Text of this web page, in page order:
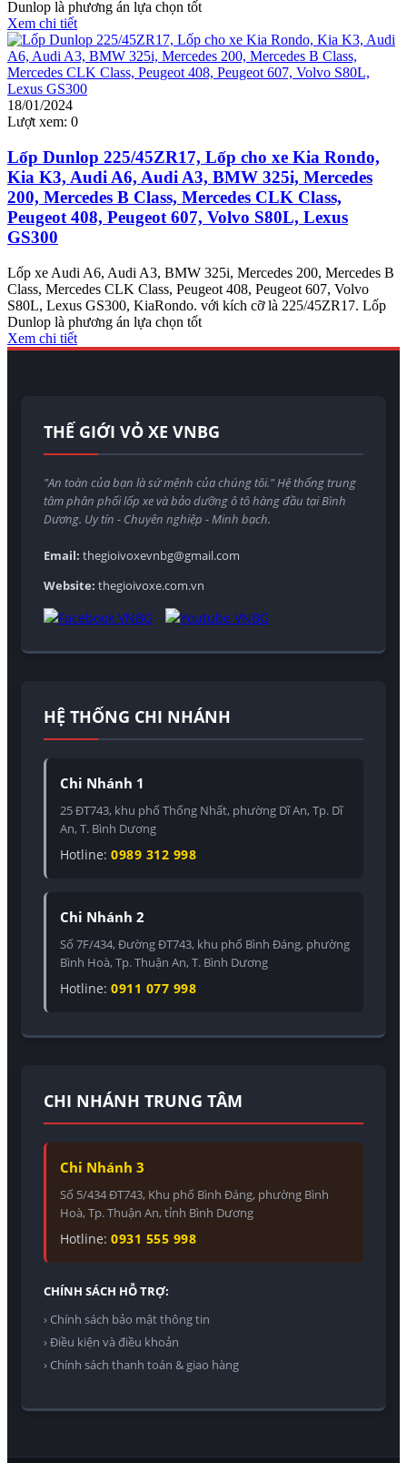
Dunlop là phương án lựa chọn tốt
Xem chi tiết
18/01/2024
Lượt xem: 0
Lốp Dunlop 225/45ZR17, Lốp cho xe Kia Rondo,
Kia K3, Audi A6, Audi A3, BMW 325i, Mercedes
200, Mercedes B Class, Mercedes CLK Class,
Peugeot 408, Peugeot 607, Volvo S80L, Lexus
GS300
Lốp xe Audi A6, Audi A3, BMW 325i, Mercedes 200, Mercedes B
Class, Mercedes CLK Class, Peugeot 408, Peugeot 607, Volvo
S80L, Lexus GS300, KiaRondo. với kích cỡ là 225/45ZR17. Lốp
Dunlop là phương án lựa chọn tốt
Xem chi tiết
THẾ GIỚI VỎ XE VNBG
"An toàn của bạn là sứ mệnh của chúng tôi." Hệ thống trung
tâm phân phối lốp xe và bảo dưỡng ô tô hàng đầu tại Bình
Dương. Uy tín - Chuyên nghiệp - Minh bạch.
Email: thegioivoxevnbg@gmail.com
Website: thegioivoxe.com.vn
HỆ THỐNG CHI NHÁNH
Chi Nhánh 1
25 ĐT743, khu phố Thống Nhất, phường Dĩ An, Tp. Dĩ
An, T. Bình Dương
Hotline: 0989 312 998
Chi Nhánh 2
Số 7F/434, Đường ĐT743, khu phố Bình Đáng, phường
Bình Hoà, Tp. Thuận An, T. Bình Dương
Hotline: 0911 077 998
CHI NHÁNH TRUNG TÂM
Chi Nhánh 3
Số 5/434 ĐT743, Khu phố Bình Đáng, phường Bình
Hoà, Tp. Thuận An, tỉnh Bình Dương
Hotline: 0931 555 998
CHÍNH SÁCH HỖ TRỢ:
› Chính sách bảo mật thông tin
› Điều kiện và điều khoản
› Chính sách thanh toán & giao hàng